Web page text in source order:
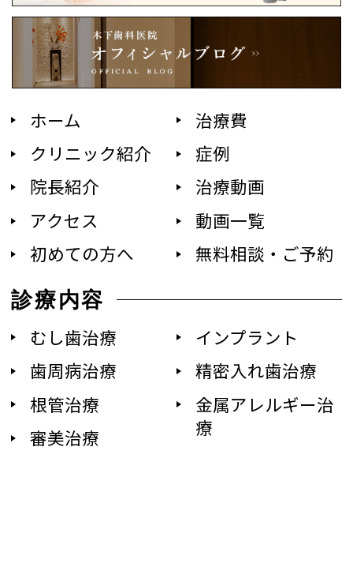
ホーム
クリニック紹介
院長紹介
アクセス
初めての方へ
治療費
症例
治療動画
動画一覧
無料相談・ご予約
診療内容
むし歯治療
歯周病治療
根管治療
審美治療
インプラント
精密入れ歯治療
金属アレルギー治
療